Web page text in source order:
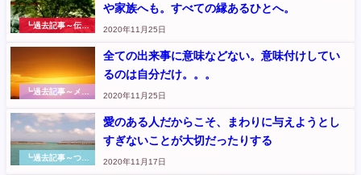
┗過去記事～伝え
や家族へも。すべての縁あるひとへ。
2020年11月25日
┗過去記事～メッ
全ての出来事に意味などない。意味付けしてい
るのは自分だけ。。。
2020年11月25日
┗過去記事～つぶ
愛のある人だからこそ、まわりに与えようとし
すぎないことが大切だったりする
2020年11月17日